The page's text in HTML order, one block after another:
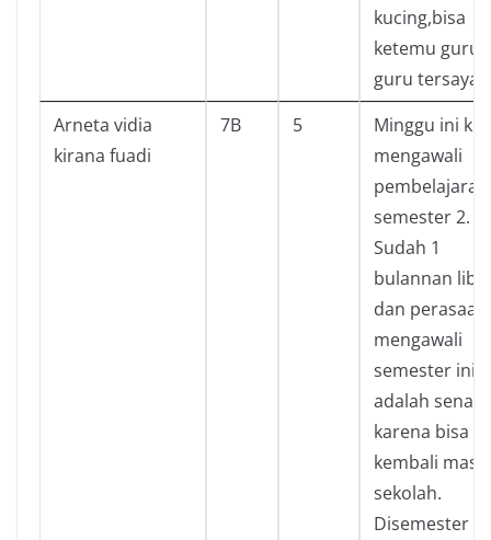
kucing,bisa
ketemu guru -
guru
Arneta vidia
kirana fuadi
7B 5
Minggu ini
mengawali
pembelajaran
semester 2.
Sudah 1
bulannan
dan
mengawali
semester ini
adalah
karena bisa
kembali
sekolah.
Disemester